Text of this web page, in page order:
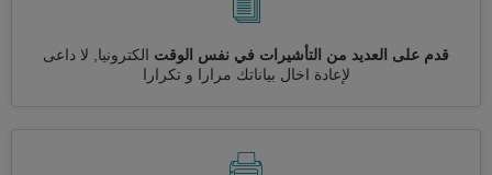
قدم على العديد من التأشيرات في نفس الوقت الكترونيا, لا داعى
لإعادة اخال بياناتك مرارا و تكرارا